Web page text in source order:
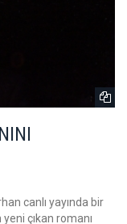
canlı yayında bir
çıkan romanı